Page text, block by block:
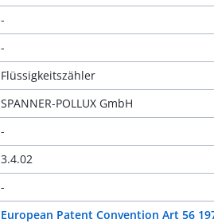
-
-
Flüssigkeitszähler
SPANNER-POLLUX GmbH
-
3.4.02
-
European Patent Convention Art 56